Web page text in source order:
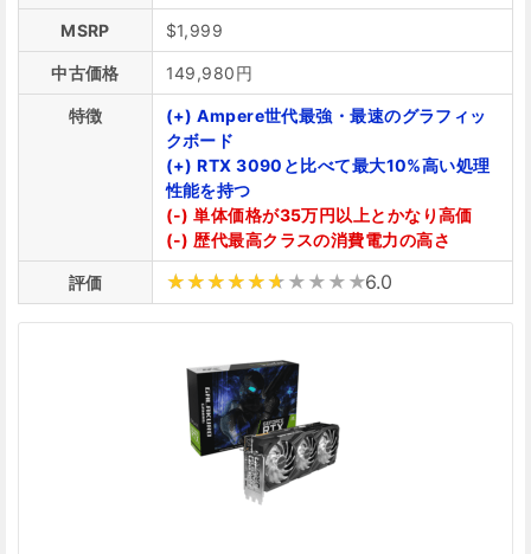
MSRP $1,999
中古価格 149,980円
特徴
(+) Ampere世代最強・最速のグラフィッ
クボード
(+) RTX 3090と比べて最大10%高い処理
性能を持つ
(-) 単体価格が35万円以上とかなり高価
(-) 歴代最高クラスの消費電力の高さ
評価 6.0